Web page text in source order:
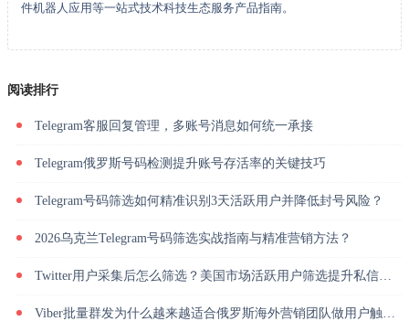
件机器人应用等一站式技术科技生态服务产品指南。
阅读排行
Telegram客服回复管理，多账号消息如何统一承接
Telegram俄罗斯号码检测提升账号存活率的关键技巧
Telegram号码筛选如何精准识别3天活跃用户并降低封号风险？
2026乌克兰Telegram号码筛选实战指南与精准营销方法？
Twitter用户采集后怎么筛选？美国市场活跃用户筛选提升私信回复率
Viber批量群发为什么越来越适合俄罗斯海外营销团队做用户触达？